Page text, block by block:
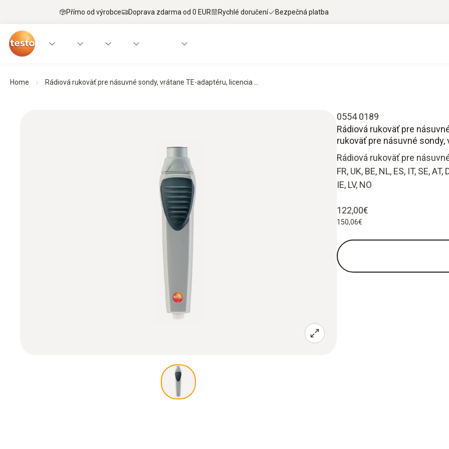
Přímo od výrobce Doprava zdarma od 0 EUR Rychlé doručení Bezpečná platba
Home Rádiová rukoväť pre násuvné sondy, vrátane TE-adaptéru, licencia ...
0554 0189
Rádiová rukoväť pre
rukoväť pre násuvné sondy,
Rádiová rukoväť pre
FR, UK, BE, NL, ES, IT, SE, AT,
IE, LV, NO
122,00€
150,06€